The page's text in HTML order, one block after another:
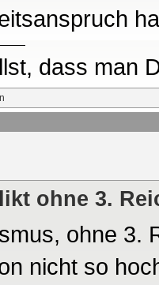
dass man
ohne 3.
ohne 3.
nicht so